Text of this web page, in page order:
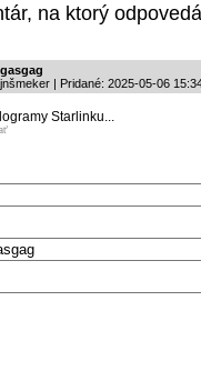
na ktorý
| Pridané: 2025-05-06
Starlinku...